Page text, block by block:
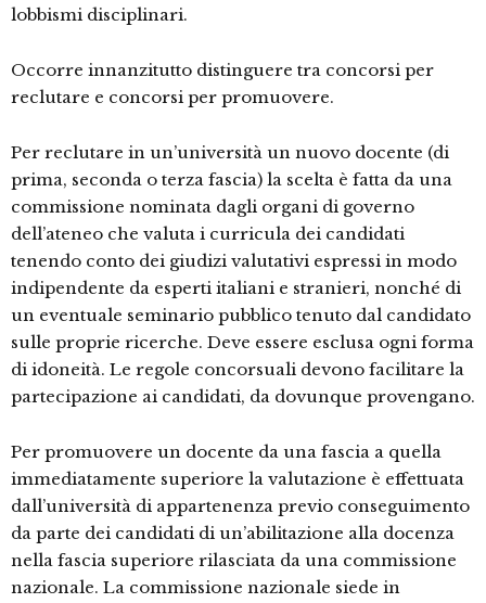
lobbismi disciplinari.
Occorre innanzitutto distinguere tra concorsi per
reclutare e concorsi per promuovere.
Per reclutare in un’università un nuovo docente (di
prima, seconda o terza fascia) la scelta è fatta da una
commissione nominata dagli organi di governo
dell’ateneo che valuta i curricula dei candidati
tenendo conto dei giudizi valutativi espressi in modo
indipendente da esperti italiani e stranieri, nonché di
un eventuale seminario pubblico tenuto dal candidato
sulle proprie ricerche. Deve essere esclusa ogni forma
di idoneità. Le regole concorsuali devono facilitare la
partecipazione ai candidati, da dovunque provengano.
Per promuovere un docente da una fascia a quella
immediatamente superiore la valutazione è effettuata
dall’università di appartenenza previo conseguimento
da parte dei candidati di un’abilitazione alla docenza
nella fascia superiore rilasciata da una commissione
nazionale. La commissione nazionale siede in